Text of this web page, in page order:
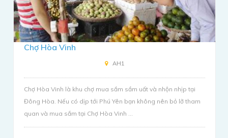
Chợ Hòa Vinh
AH1
Chợ Hòa Vinh là khu chợ mua sắm sầm uất và nhộn nhịp tại
Đông Hòa. Nếu có dịp tới Phú Yên bạn không nên bỏ lỡ tham
quan và mua sắm tại Chợ Hòa Vinh ...